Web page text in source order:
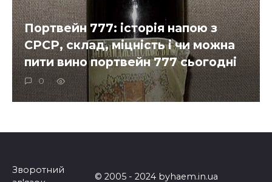
Портвейн 777: історія напою з
СРСР, склад, міцність і чи можна
пити вино портвейн 777 сьогодні
0
записах
Зворотний
© 2005 - 2024 byhaem.in.ua